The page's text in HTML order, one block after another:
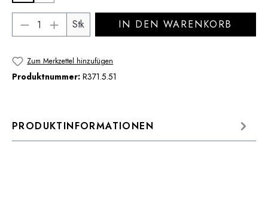
Produkt Anzahl: Gib den gewünschten
Stk IN DEN WARENKORB
Zum Merkzettel hinzufügen
Produktnummer: R371.5.51
PRODUKTINFORMATIONEN